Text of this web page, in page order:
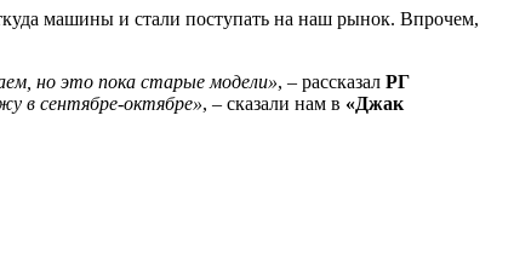
машины и стали поступать на наш рынок. Впрочем,
но это пока старые модели», – рассказал РГ
в сентябре-октябре», – сказали нам в «Джак